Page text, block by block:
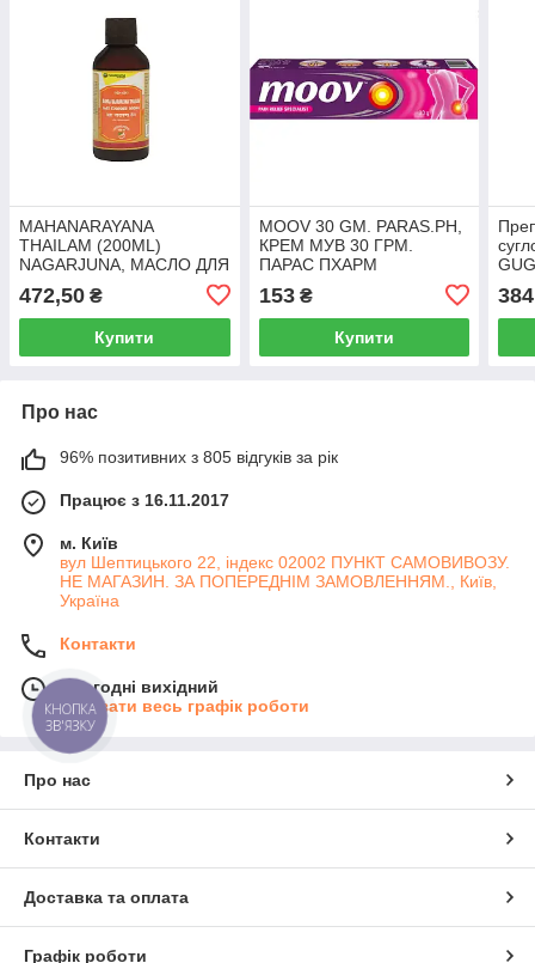
MAHANARAYANA
THAILAM (200ML)
NAGARJUNA, МАСЛО ДЛЯ
МАХАНАРАЯНА 200 МЛ.
НАГАРДЖУНА
472,50 ₴
Купити
MOOV 30 GM. PARAS.PH,
КРЕМ МУВ 30 ГРМ.
ПАРАС ПХАРМ
153₴
Купити
Про нас
96% позитивних з 805 відгуків за рік
Працює з 16.11.2017
м. Київ
вул Шептицького 22, індекс 02002 ПУНКТ САМОВИВОЗУ.
НЕ МАГАЗИН. ЗА ПОПЕРЕДНІМ ЗАМОВЛЕННЯМ., Київ,
Україна
Контакти
Сьогодні вихідний
Показати весь графік роботи
Про нас
Контакти
Доставка та оплата
Графік роботи
КНОПКА
ЗВ'ЯЗКУ